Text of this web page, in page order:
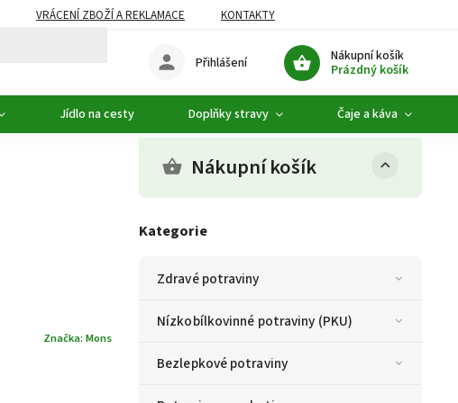
VRÁCENÍ ZBOŽÍ A REKLAMACE
KONTAKTY
Nákupní košík
Prázdný košík
Přihlášení
Jídlo na cesty Doplňky stravy Čaje a káva
Nákupní košík
Kategorie
Zdravé potraviny
Nízkobílkovinné potraviny (PKU)
Bezlepkové potraviny
Značka: Mons